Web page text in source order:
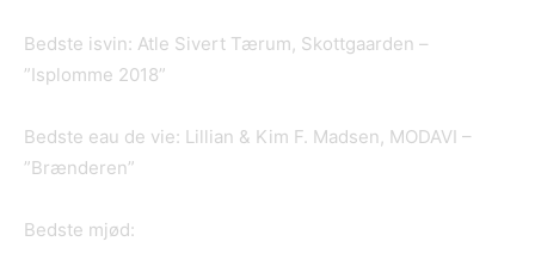
Bedste isvin: Atle Sivert Tærum, Skottgaarden –
”Isplomme 2018”
Bedste eau de vie: Lillian & Kim F. Madsen, MODAVI –
”Brænderen”
Bedste mjød: